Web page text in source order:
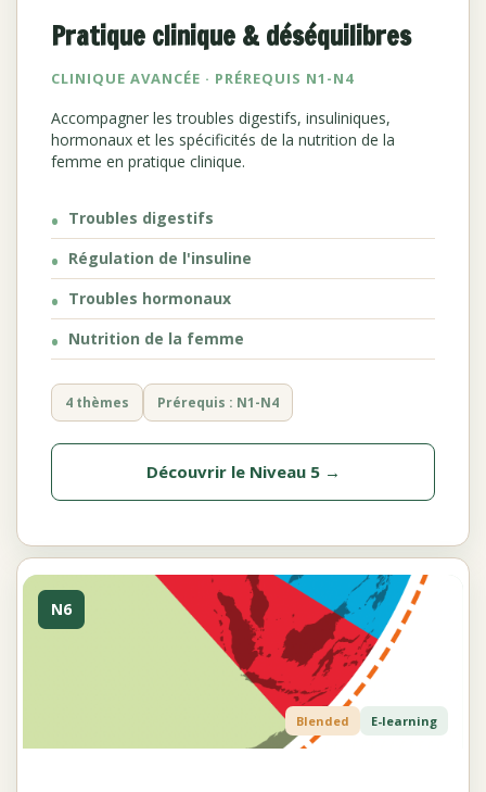
Pratique clinique & déséquilibres
CLINIQUE AVANCÉE · PRÉREQUIS N1-N4
Accompagner les troubles digestifs, insuliniques,
hormonaux et les spécificités de la nutrition de la
femme en pratique clinique.
Troubles digestifs
Régulation de l'insuline
Troubles hormonaux
Nutrition de la femme
4 thèmes Prérequis : N1-N4
Découvrir le Niveau 5 →
N6
Blended E-learning